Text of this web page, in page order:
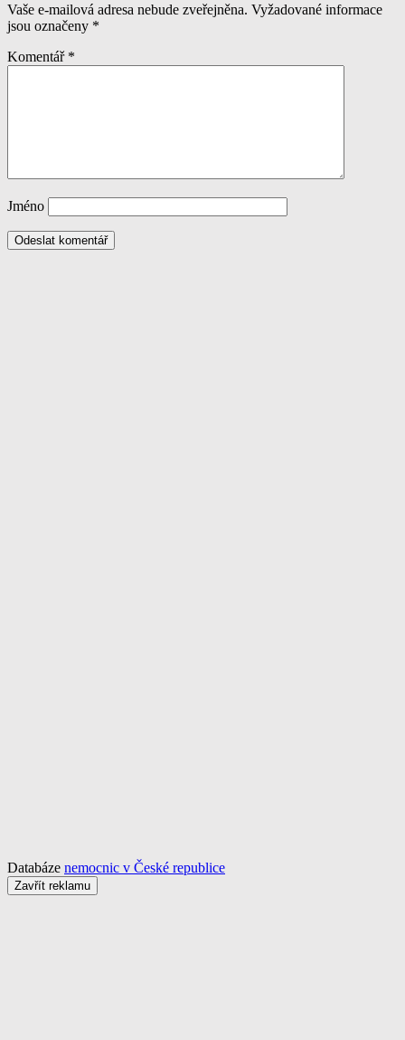
Vaše e-mailová adresa nebude zveřejněna. Vyžadované informace
jsou označeny *
Komentář *
Jméno
Databáze nemocnic v České republice
Zavřít reklamu